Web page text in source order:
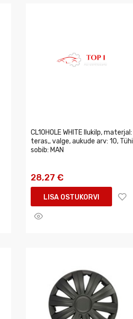
CL10HOLE WHITE Ilukilp, materjal:
teras,, valge, aukude arv: 10, Tühi
sobib: MAN
28,27 €
LISA OSTUKORVI